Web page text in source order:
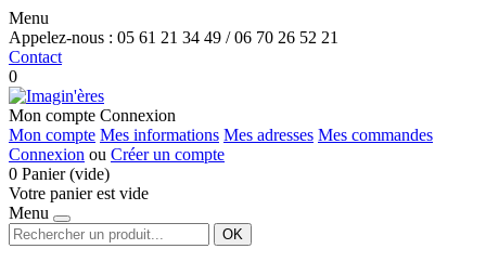
Menu
Appelez-nous : 05 61 21 34 49 / 06 70 26 52 21
Contact
0
Mon compte Connexion
Mon compte Mes informations Mes adresses Mes commandes
Connexion ou Créer un compte
0 Panier (vide)
Votre panier est vide
Menu
OK